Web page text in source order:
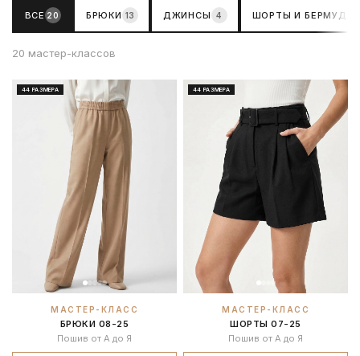
15 900 ₽
880 выкроек 8232 выкройки+
6 месяцев 1 год
1 курс 11 курсов
БОНУСНЫЕ МК
Нет 19 МК
Нет Да
ВСЕ 20 БРЮКИ 13 ДЖИНСЫ 4 ШОРТЫ И БЕРМУДЫ
20 мастер-классов
44 РАЗМЕРА
МАСТЕР-КЛАСС
БРЮКИ 08-25
Пошив от А до Я
44 РАЗМЕРА
МАСТЕР-КЛАСС
ШОРТЫ 07-25
Пошив от А до Я